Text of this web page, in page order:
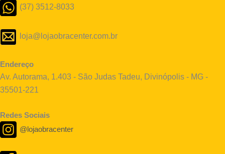
(37) 3512-8033
loja@lojaobracenter.com.br
Endereço
Av. Autorama, 1.403 - São Judas Tadeu, Divinópolis - MG -
35501-221
Redes Sociais
@lojaobracenter